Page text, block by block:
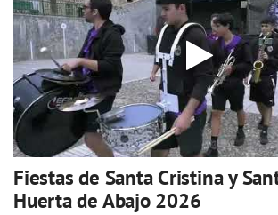
Fiestas de Santa Cristina y
Huerta de Abajo 2026